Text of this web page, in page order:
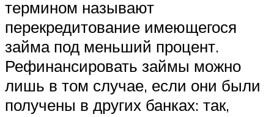
термином называют
перекредитование имеющегося
займа под меньший процент.
Рефинансировать займы можно
лишь в том случае, если они были
получены в других банках: так,